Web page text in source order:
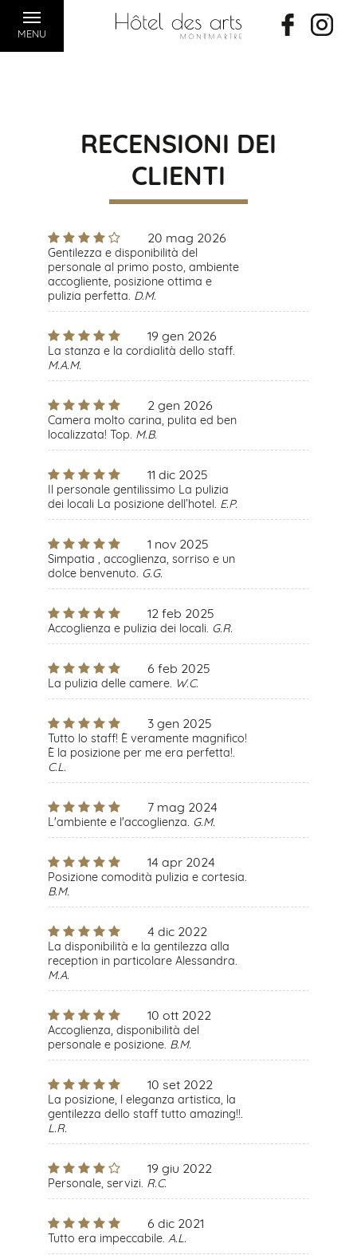
MENU
RECENSIONI DEI
CLIENTI
20 mag 2026
Gentilezza e disponibilità del
personale al primo posto, ambiente
accogliente, posizione ottima e
pulizia perfetta. D.M.
19 gen 2026
La stanza e la cordialità dello staff.
M.A.M.
2 gen 2026
Camera molto carina, pulita ed ben
localizzata! Top. M.B.
11 dic 2025
Il personale gentilissimo La pulizia
dei locali La posizione dell’hotel. E.P.
1 nov 2025
Simpatia , accoglienza, sorriso e un
dolce benvenuto. G.G.
12 feb 2025
Accoglienza e pulizia dei locali. G.R.
6 feb 2025
La pulizia delle camere. W.C.
3 gen 2025
Tutto lo staff! È veramente magnifico!
È la posizione per me era perfetta!.
C.L.
7 mag 2024
L'ambiente e l'accoglienza. G.M.
14 apr 2024
Posizione comodità pulizia e cortesia.
B.M.
4 dic 2022
La disponibilità e la gentilezza alla
reception in particolare Alessandra.
M.A.
10 ott 2022
Accoglienza, disponibilità del
personale e posizione. B.M.
10 set 2022
La posizione, l eleganza artistica, la
gentilezza dello staff tutto amazing!!.
L.R.
19 giu 2022
Personale, servizi. R.C.
6 dic 2021
Tutto era impeccabile. A.L.